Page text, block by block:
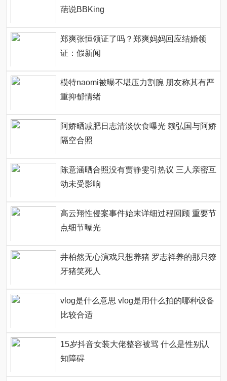
葩说BBKing
郑爽张恒领证了吗？郑爽妈妈回应结婚领
证：假新闻
模特naomi被曝不堪压力割腕 朋友称其有严
重抑郁情绪
阿娇晒减肥日志清淡饮食曝光 赖弘国与阿娇
隔空合照
陈意涵晒合照没有贾静雯引热议 三人亲密互
动未受影响
高云翔性侵案事件始末详细过程回顾 重要节
点细节曝光
井柏然无心演戏只想养猪 罗志祥养的那只獠
牙猪笑死人
vlog是什么意思 vlog是用什么拍的哪种设备
比较合适
15岁抖音女装大佬整容被骂 什么是性别认
知障碍